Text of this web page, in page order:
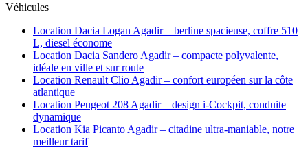
Véhicules
Location Dacia Logan Agadir – berline spacieuse, coffre 510
L, diesel économe
Location Dacia Sandero Agadir – compacte polyvalente,
idéale en ville et sur route
Location Renault Clio Agadir – confort européen sur la côte
atlantique
Location Peugeot 208 Agadir – design i-Cockpit, conduite
dynamique
Location Kia Picanto Agadir – citadine ultra-maniable, notre
meilleur tarif